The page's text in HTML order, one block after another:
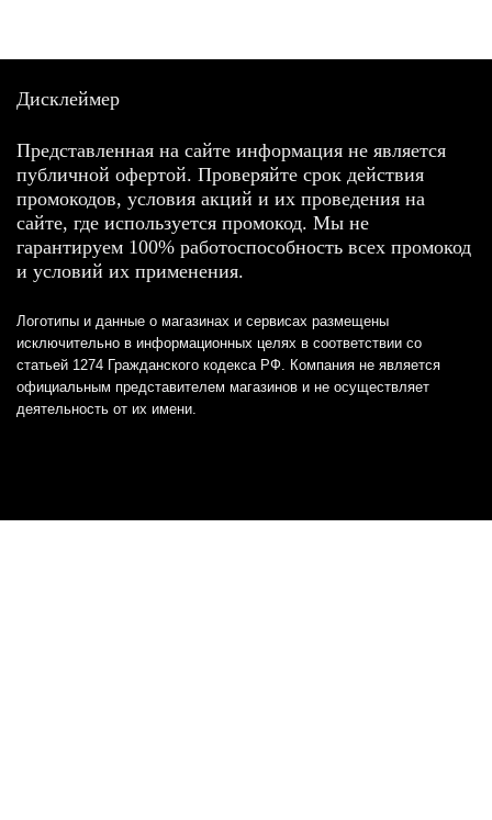
Дисклеймер
Представленная на сайте информация не является
публичной офертой. Проверяйте срок действия
промокодов, условия акций и их проведения на
сайте, где используется промокод. Мы не
гарантируем 100% работоспособность всех промокод
и условий их применения.
Логотипы и данные о магазинах и сервисах размещены
исключительно в информационных целях в соответствии со
статьей 1274 Гражданского кодекса РФ. Компания не является
официальным представителем магазинов и не осуществляет
деятельность от их имени.